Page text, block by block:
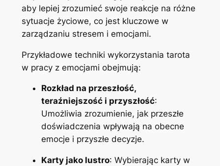
aby lepiej zrozumieć swoje reakcje na różne
sytuacje życiowe, co jest kluczowe w
zarządzaniu stresem i emocjami.
Przykładowe techniki wykorzystania tarota
w pracy z emocjami obejmują:
Rozkład na przeszłość,
teraźniejszość i przyszłość:
Umożliwia zrozumienie, jak przeszłe
doświadczenia wpływają na obecne
emocje i przyszłe decyzje.
Karty jako lustro: Wybierając karty w